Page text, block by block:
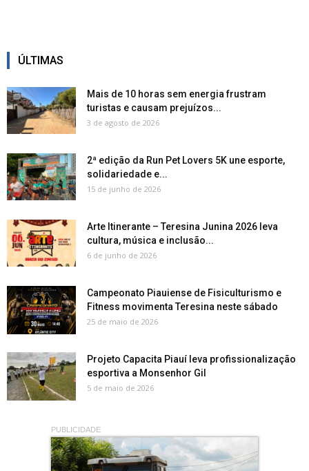
ÚLTIMAS
Mais de 10 horas sem energia frustram
turistas e causam prejuízos...
3 de agosto de 2026
2ª edição da Run Pet Lovers 5K une esporte,
solidariedade e...
15 de junho de 2026
Arte Itinerante – Teresina Junina 2026 leva
cultura, música e inclusão...
6 de junho de 2026
Campeonato Piauiense de Fisiculturismo e
Fitness movimenta Teresina neste sábado
25 de maio de 2026
Projeto Capacita Piauí leva profissionalização
esportiva a Monsenhor Gil
5 de maio de 2026
PUBLICIDADE